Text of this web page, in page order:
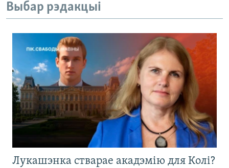
Выбар рэдакцыі
Лукашэнка стварае акадэмію для Колі?